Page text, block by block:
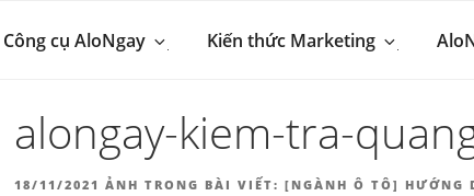
BLOG MARKETING
Công cụ AloNgay
Kiến thức Marketing
alongay-kiem-tra-
ĐĂNG
18/11/2021 ẢNH TRONG BÀI VIẾT: [NGÀNH Ô TÔ] HƯỚNG